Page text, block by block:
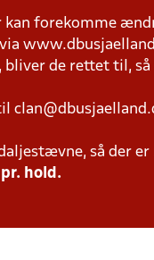
kan forekomme
de rettet til, så
så der
hold.